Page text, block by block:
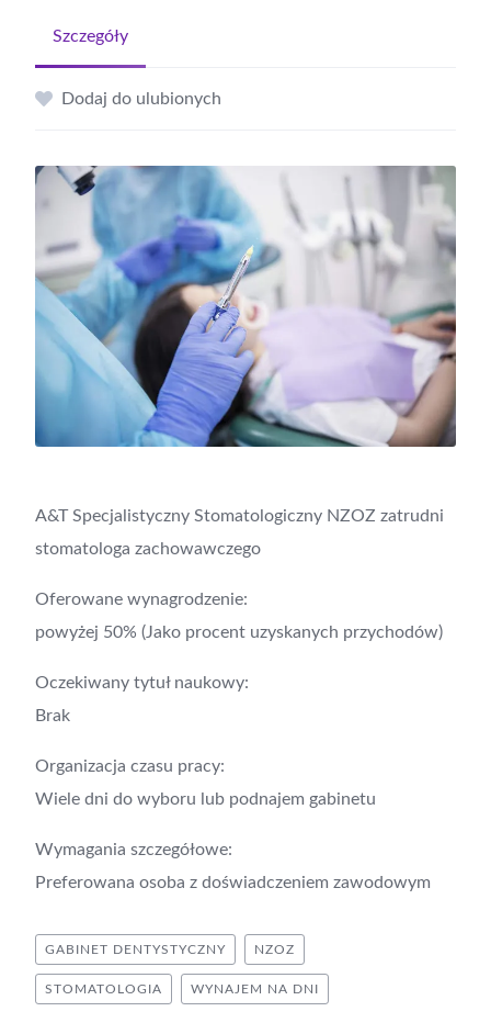
Szczegóły
Dodaj do ulubionych
A&T Specjalistyczny Stomatologiczny NZOZ zatrudni
stomatologa zachowawczego
Oferowane wynagrodzenie:
powyżej 50% (Jako procent uzyskanych przychodów)
Oczekiwany tytuł naukowy:
Brak
Organizacja czasu pracy:
Wiele dni do wyboru lub podnajem gabinetu
Wymagania szczegółowe:
Preferowana osoba z doświadczeniem zawodowym
GABINET DENTYSTYCZNY NZOZ
STOMATOLOGIA WYNAJEM NA DNI